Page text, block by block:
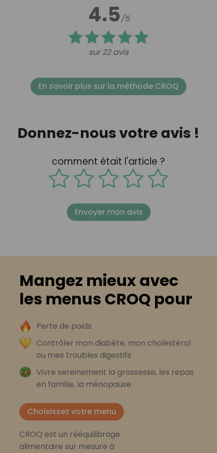
4.5/5
sur 22 avis
En savoir plus sur la méthode CROQ
Donnez-nous votre avis !
comment était l'article ?
Envoyer mon avis
Mangez mieux avec
les menus CROQ pour
Perte de poids
Contrôler mon diabète, mon cholestérol
ou mes troubles digestifs
Vivre sereinement la grossesse, les repas
en famille, la ménopause
Choisissez votre menu
CROQ est un rééquilibrage
alimentaire sur mesure à